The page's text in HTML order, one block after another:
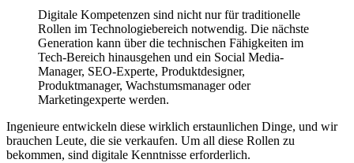
Digitale Kompetenzen sind nicht nur für traditionelle
Rollen im Technologiebereich notwendig. Die nächste
Generation kann über die technischen Fähigkeiten im
Tech-Bereich hinausgehen und ein Social Media-
Manager, SEO-Experte, Produktdesigner,
Produktmanager, Wachstumsmanager oder
Marketingexperte werden.
Ingenieure entwickeln diese wirklich erstaunlichen Dinge, und wir
brauchen Leute, die sie verkaufen. Um all diese Rollen zu
bekommen, sind digitale Kenntnisse erforderlich.